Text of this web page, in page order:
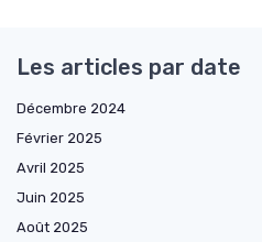
Les articles par date
Décembre 2024
Février 2025
Avril 2025
Juin 2025
Août 2025